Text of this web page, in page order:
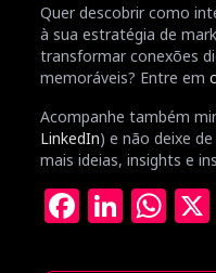
Quer descobrir como
à sua estratégia de
transformar conexões
memoráveis? Entre em
Acompanhe também
LinkedIn) e não deixe
mais ideias, insights e